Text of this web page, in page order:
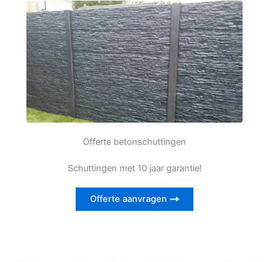
Offerte betonschuttingen
Schuttingen met 10 jaar garantie!
Offerte aanvragen